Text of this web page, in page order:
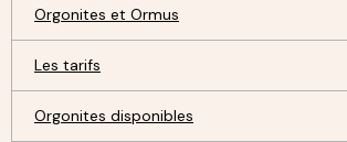
Orgonites et Ormus
Les tarifs
Orgonites disponibles